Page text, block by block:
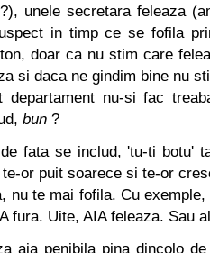
?), unele secretara feleaza
in timp ce se fofila
doar ca nu stim care
si daca ne gindim bine nu
departament nu-si fac
bun ?
fata se includ, 'tu-ti botu'
or puit soarece si te-or
nu te mai fofila. Cu exemple,
fura. Uite, AIA feleaza. Sau
aia penibila pina dincolo